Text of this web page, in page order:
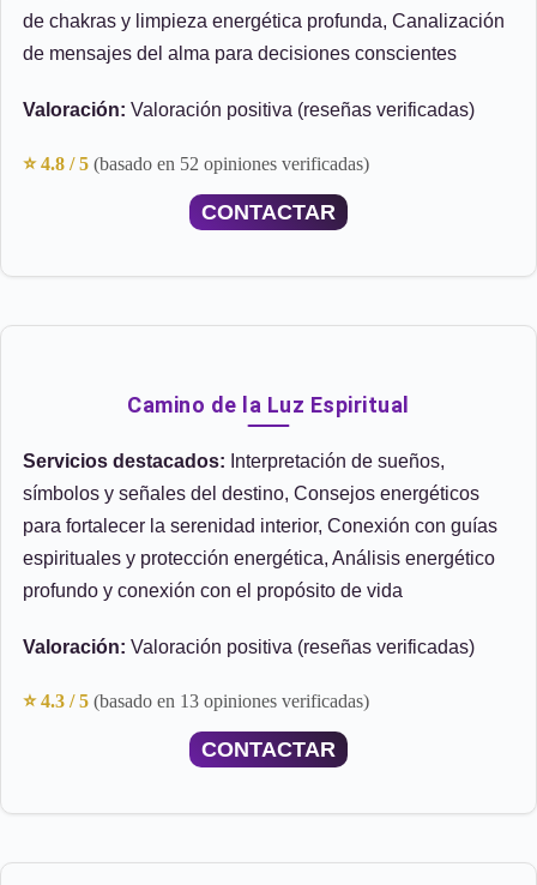
de chakras y limpieza energética profunda, Canalización
de mensajes del alma para decisiones conscientes
Valoración: Valoración positiva (reseñas verificadas)
⭐ 4.8 / 5 (basado en 52 opiniones verificadas)
CONTACTAR
Camino de la Luz Espiritual
Servicios destacados: Interpretación de sueños,
símbolos y señales del destino, Consejos energéticos
para fortalecer la serenidad interior, Conexión con guías
espirituales y protección energética, Análisis energético
profundo y conexión con el propósito de vida
Valoración: Valoración positiva (reseñas verificadas)
⭐ 4.3 / 5 (basado en 13 opiniones verificadas)
CONTACTAR